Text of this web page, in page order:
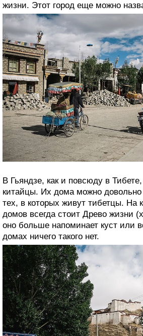
жизни. Этот город еще можно
В Гьяндзе, как и повсюду в
китайцы. Их дома можно довольно
тех, в которых живут тибетцы. На
домов всегда стоит Древо жизни
оно больше напоминает куст или
домах ничего такого нет.